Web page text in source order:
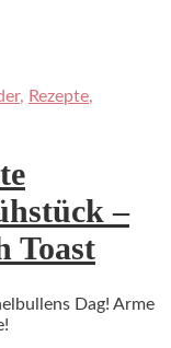
, Rezepte,
–
Toast
Dag! Arme